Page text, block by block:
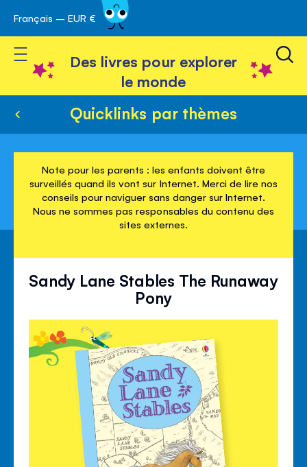
Skip
to
Content
Français – EUR €
Toggle Nav
Des livres pour explorer
le monde
Quicklinks par thèmes
Note pour les parents : les enfants doivent être
surveillés quand ils vont sur Internet. Merci de lire nos
conseils pour naviguer sans danger sur Internet.
Nous ne sommes pas responsables du contenu des
sites externes.
Sandy Lane Stables The Runaway
Pony